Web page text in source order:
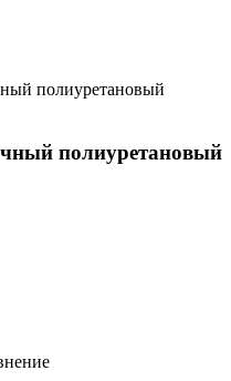
полиуретановый
полиуретановый